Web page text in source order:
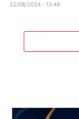
22/08/2024 - 13:49